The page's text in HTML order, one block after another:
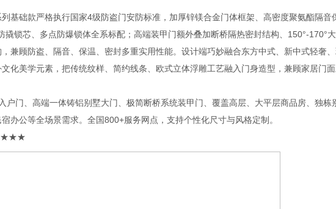
础款严格执行国家4级防盗门安防标准，加厚锌镁合金门体框架、高密度聚氨酯隔音
锁芯、多点防爆锁体全系标配；高端装甲门额外叠加断桥隔热密封结构、150°-170°
兼顾防盗、隔音、保温、密封多重实用性能。设计端巧妙融合东方中式、新中式轻奢
化美学元素，把传统纹样、简约线条、欧式立体浮雕工艺融入门身造型，兼顾家居门
门、高端一体铸铝别墅大门、极简断桥系统装甲门、覆盖高层、大平层商品房、独栋
办公等全场景需求。全国800+服务网点，支持个性化尺寸与风格定制。